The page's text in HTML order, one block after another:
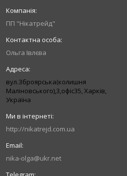
ПП "Нікатрейд"
Ольга Івлєва
вул.Зброярська(колишня
Маліновського),3,офіс35, Харків,
Україна
http://nikatrejd.com.ua
nika-olga@ukr.net